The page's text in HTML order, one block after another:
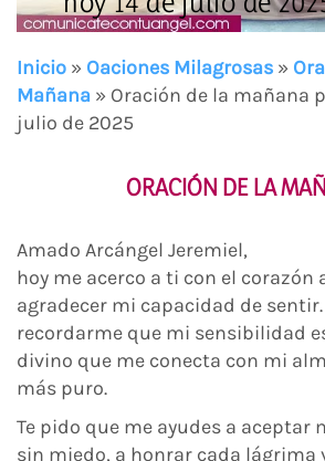
Inicio » Oaciones Milagrosas »
Mañana » Oración de la mañana
julio de 2025
ORACIÓN DE LA
Amado Arcángel Jeremiel,
hoy me acerco a ti con el corazón
agradecer mi capacidad de
recordarme que mi sensibilidad
divino que me conecta con mi
más puro.
Te pido que me ayudes a aceptar
sin miedo, a honrar cada lágrima